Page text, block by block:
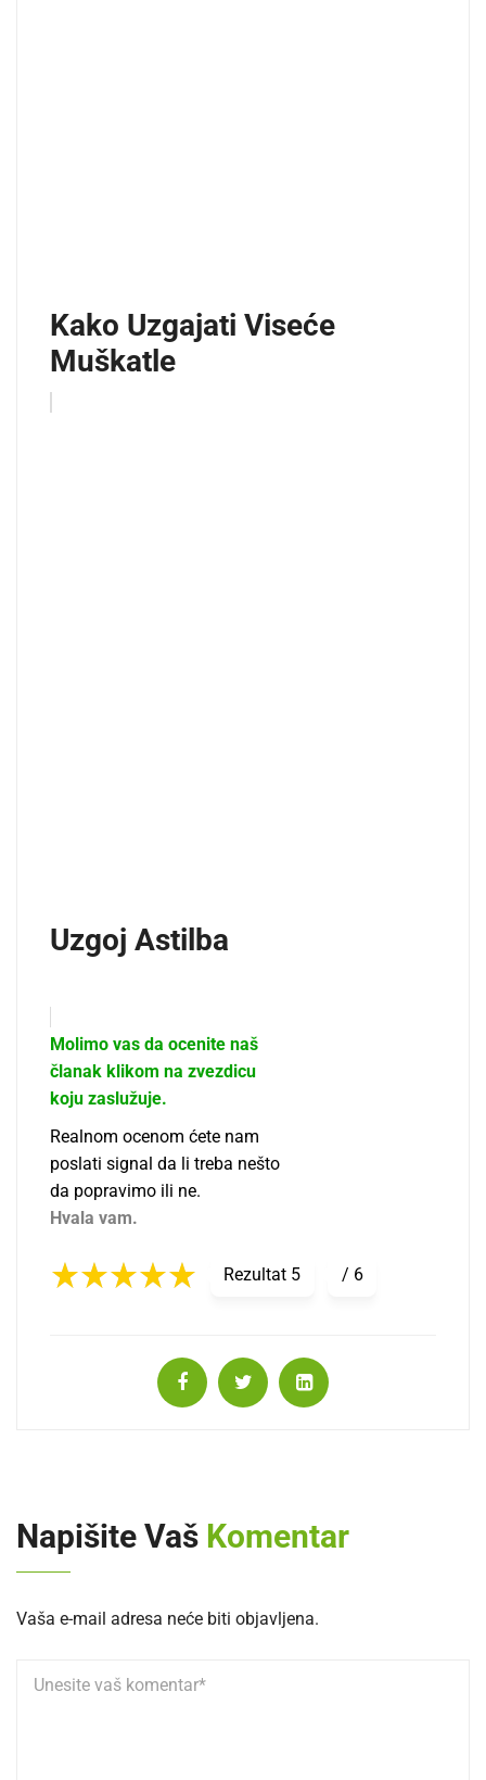
Kako Uzgajati Viseće
Muškatle
Uzgoj Astilba
Molimo vas da ocenite naš
članak klikom na zvezdicu
koju zaslužuje.
Realnom ocenom ćete nam
poslati signal da li treba nešto
da popravimo ili ne.
Hvala vam.
Rezultat 5 / 6
Napišite Vaš Komentar
Vaša e-mail adresa neće biti objavljena.